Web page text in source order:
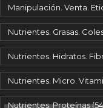
Manipulación. Venta.
Nutrientes. Grasas.
Nutrientes. Hidratos.
Nutrientes. Micro.
Nutrientes. Proteínas